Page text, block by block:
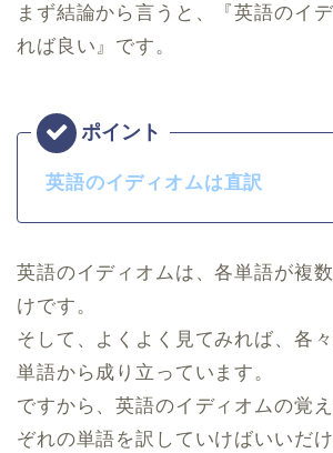
まず結論から言うと、『英語のイ
れば良い』です。
英語のイディオムは直訳
英語のイディオムは、各単語が複
けです。
そして、よくよく見てみれば、各
単語から成り立っています。
ですから、英語のイディオムの覚
ぞれの単語を訳していけばいいだけ